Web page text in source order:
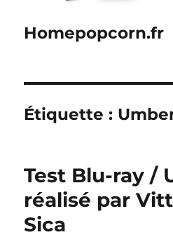
Homepopcorn.fr
Étiquette :
Test Blu-ray /
réalisé par
Sica